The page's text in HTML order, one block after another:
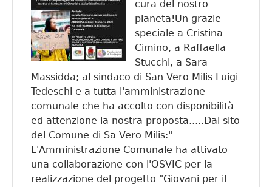
cura del nostro
pianeta!Un grazie
speciale a Cristina
Cimino, a Raffaella
Stucchi, a Sara
Massidda; al sindaco di San Vero Milis Luigi
Tedeschi e a tutta l'amministrazione
comunale che ha accolto con disponibilità
ed attenzione la nostra proposta.....Dal sito
del Comune di Sa Vero Milis:"
L'Amministrazione Comunale ha attivato
una collaborazione con l'OSVIC per la
realizzazione del progetto "Giovani per il